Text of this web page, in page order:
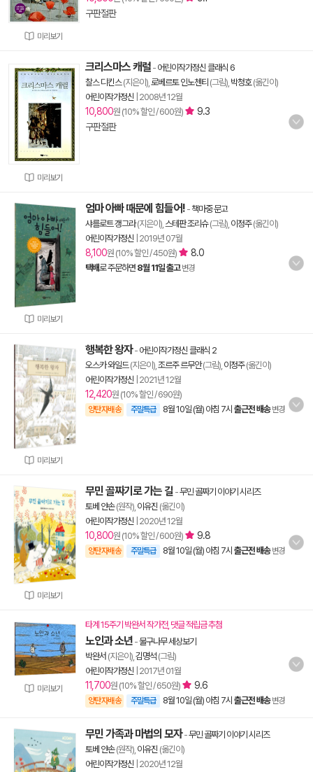
미리보기
구판절판
미리보기
크리스마스 캐럴 - 어린이작가정신 클래식 6
찰스 디킨스(지은이), 로베르토 인노첸티 (그림), 박청호(옮긴이)
어린이작가정신 2008년 12월
10,800원 (10% 할인 / 600원)
9.3
구판절판
미리보기
엄마 아빠 때문에 힘들어! - 책마중 문고
샤를로트 갱그라(지은이), 스테판 조리슈(그림), 이정주(옮긴이)
어린이작가정신 2019년 07월
8,100원 (10% 할인 / 450원) 8.0
택배로 주문하면 8월 11일 출고 변경
미리보기
행복한 왕자- 어린이작가정신 클래식 2
오스카 와일드(지은이), 조르주 르무안(그림), 이정주(옮긴이)
어린이작가정신 2021년 12월
12,420원 (10% 할인 / 690원)
양탄자배송 주말특급 8월 10일 (월) 아침 7시 출근전 배송 변경
미리보기
무민 골짜기로 가는 길 -무민 골짜기 이야기 시리즈
토베 얀손(원작), 이유진 (옮긴이)
어린이작가정신 2020년 12월
10,800원 (10% 할인 / 600원) 9.8
양탄자배송 주말특급 8월 10일 (월) 아침 7시 출근전 배송 변경
미리보기
타계 15주기 박완서 작가전, 댓글 적립금 추첨
노인과 소년 -물구나무 세상보기
박완서 (지은이), 김명석 (그림)
어린이작가정신 2017년 01월
11,700원 (10% 할인 / 650원) 9.6
양탄자배송 주말특급 8월 10일 (월) 아침 7시 출근전 배송 변경
무민 가족과 마법의 모자-무민 골짜기 이야기 시리즈
토베 얀손(원작), 이유진 (옮긴이)
어린이작가정신 2020년 12월